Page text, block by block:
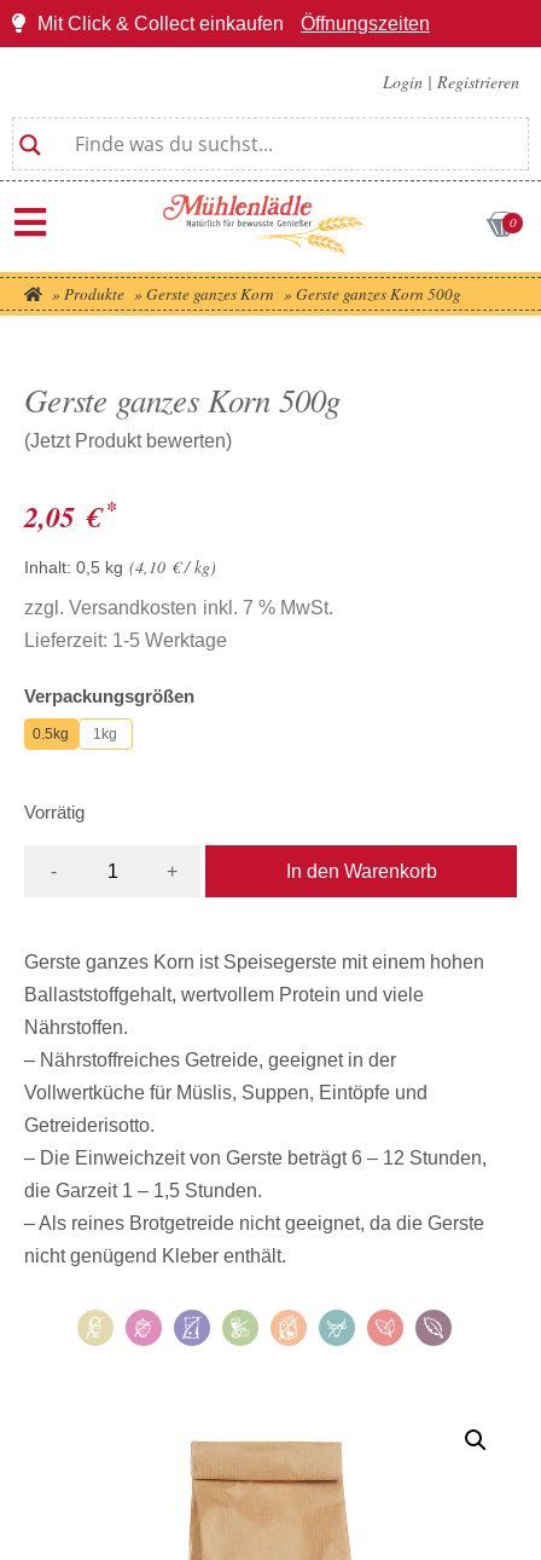
Mit Click & Collect einkaufen Öffnungszeiten
Login | Registrieren
0
» Produkte » Gerste ganzes Korn » Gerste ganzes Korn 500g
Gerste ganzes Korn 500g
(Jetzt Produkt bewerten)
2,05 € *
Inhalt: 0,5 kg 4,10 €/kg
zzgl. Versandkosten inkl. 7 % MwSt.
Lieferzeit: 1-5 Werktage
Verpackungsgrößen
0.5kg 1kg
Vorrätig
- + In den Warenkorb
Gerste ganzes Korn ist Speisegerste mit einem hohen
Ballaststoffgehalt, wertvollem Protein und viele
Nährstoffen.
– Nährstoffreiches Getreide, geeignet in der
Vollwertküche für Müslis, Suppen, Eintöpfe und
Getreiderisotto.
– Die Einweichzeit von Gerste beträgt 6 – 12 Stunden,
die Garzeit 1 – 1,5 Stunden.
– Als reines Brotgetreide nicht geeignet, da die Gerste
nicht genügend Kleber enthält.